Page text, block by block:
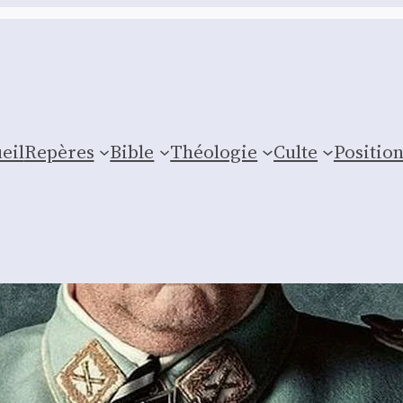
Repères Bible Théologie Culte Posi­tion